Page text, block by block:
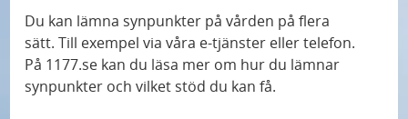
Du kan lämna synpunkter på vården på flera
sätt. Till exempel via våra e-tjänster eller telefon.
På 1177.se kan du läsa mer om hur du lämnar
synpunkter och vilket stöd du kan få.